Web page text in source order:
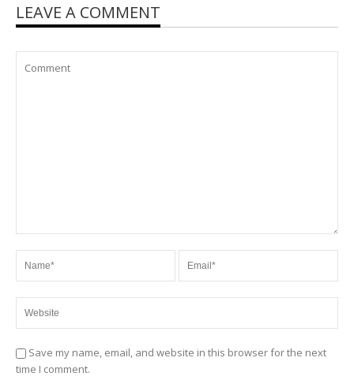
LEAVE A COMMENT
Save my name, email, and website in this browser for the next
time I comment.